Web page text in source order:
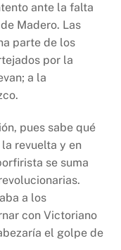
ante la falta
Madero. Las
parte de los
por la
a la
pues sabe qué
revuelta y en
se suma
a los
con Victoriano
el golpe de